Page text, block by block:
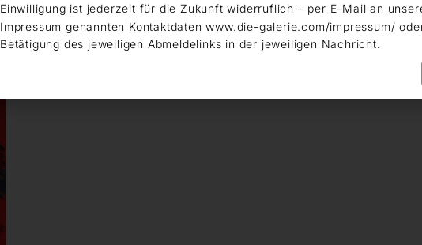
Einwilligung ist jederzeit für die Zukunft widerruflich – per E-Mail an
Impressum genannten Kontaktdaten www.die-galerie.com/impressum/
Betätigung des jeweiligen Abmeldelinks in der jeweiligen Nachricht.